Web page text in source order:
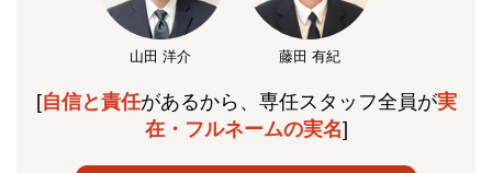
山田 洋介 藤田 有紀
[自信と責任があるから、専任スタッフ全員が実
在・フルネームの実名]